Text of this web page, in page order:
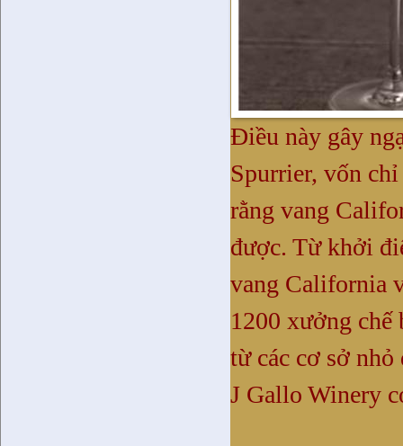
Điều này gây
Spurrier, vốn
rằng vang
được. Từ khởi
vang California
1200 xưởng
từ các cơ sở
J Gallo Winery